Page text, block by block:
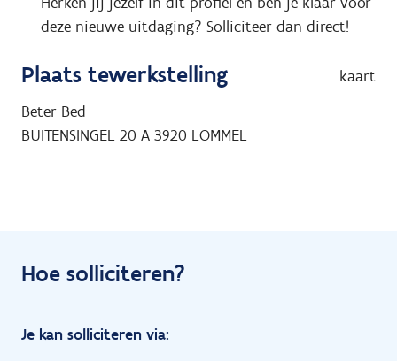
deze nieuwe uitdaging? Solliciteer dan direct!
Plaats tewerkstelling
kaart
Beter Bed
BUITENSINGEL 20 A 3920 LOMMEL
Hoe solliciteren?
Je kan solliciteren via: